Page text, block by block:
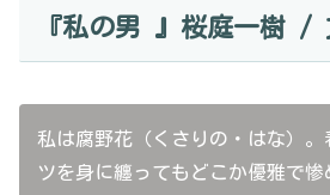
『私の男 』桜庭一樹 /
私は腐野花（くさりの・はな）
ツを身に纏ってもどこか優雅で